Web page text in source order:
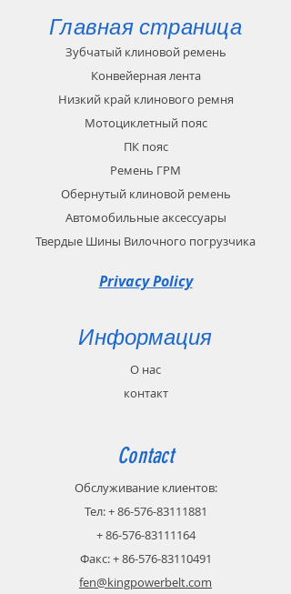
Главная страница
Зубчатый клиновой ремень
Конвейерная лента
Низкий край клинового ремня
Мотоциклетный пояс
ПК пояс
Ремень ГРМ
Обернутый клиновой ремень
Автомобильные аксессуары
Твердые Шины Вилочного погрузчика
Privacy Policy
Информация
О нас
контакт
Contact
Обслуживание клиентов:
Тел:+86-576-83111881
+86-576-83111164
Факс:+86-576-83110491
fen@kingpowerbelt.com